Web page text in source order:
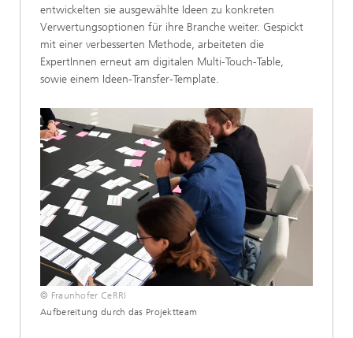
entwickelten sie ausgewählte Ideen zu konkreten
Verwertungsoptionen für ihre Branche weiter. Gespickt
mit einer verbesserten Methode, arbeiteten die
ExpertInnen erneut am digitalen Multi-Touch-Table,
sowie einem Ideen-Transfer-Template.
© Fraunhofer CeRRI
Aufbereitung durch das Projektteam